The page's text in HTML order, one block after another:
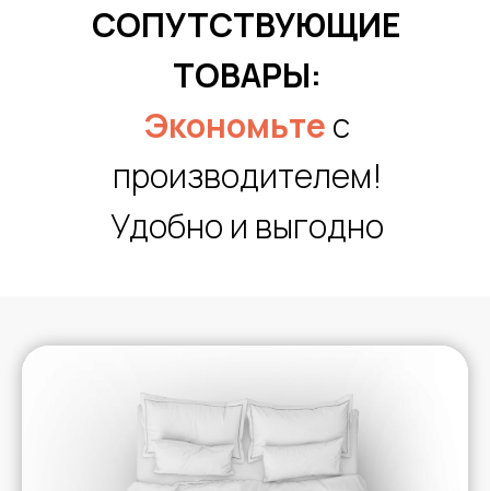
СОПУТСТВУЮЩИЕ
ТОВАРЫ:
Экономьтес
производителем!
Удобно и выгодно